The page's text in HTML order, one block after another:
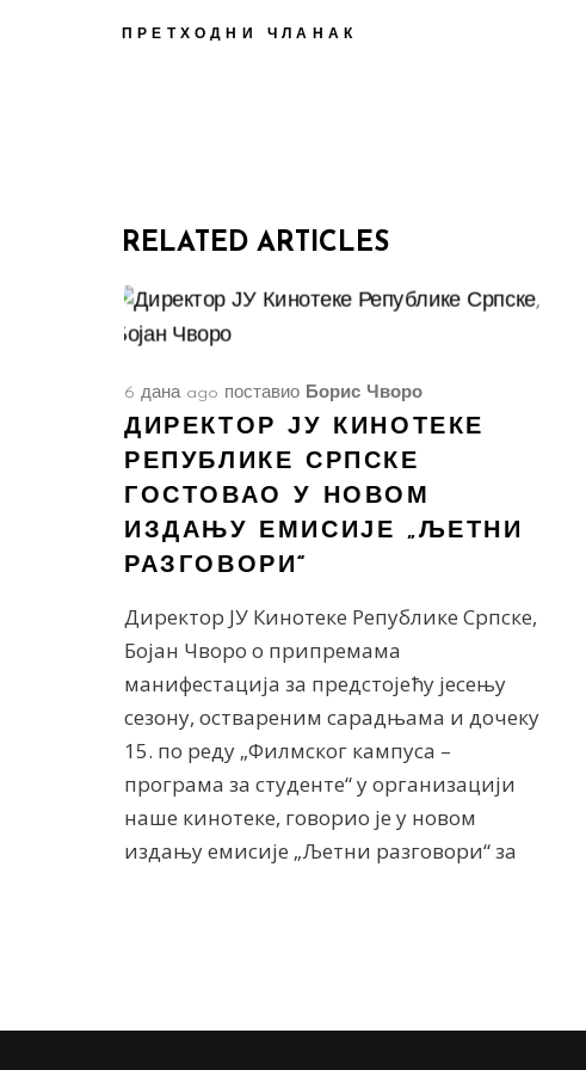
ПРЕТХОДНИ ЧЛАНАК
RELATED ARTICLES
6 дана ago поставио Борис Чворо
ДИРЕКТОР ЈУ КИНОТЕКЕ
РЕПУБЛИКЕ СРПСКЕ
ГОСТОВАО У НОВОМ
ИЗДАЊУ ЕМИСИЈЕ „ЉЕТНИ
РАЗГОВОРИ“
Директор ЈУ Кинотеке Републике Српске,
Бојан Чворо о припремама
манифестација за предстојећу јесењу
сезону, оствареним сарадњама и дочеку
15. по реду „Филмског кампуса –
програма за студенте“ у организацији
наше кинотеке, говорио је у новом
издању емисије „Љетни разговори“ за